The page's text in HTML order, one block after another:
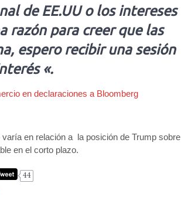
de EE.UU o los intereses
para creer que las
espero recibir una sesión
«.
en declaraciones a Bloomberg
en relación a la posición de Trump sobre
en el corto plazo.
44